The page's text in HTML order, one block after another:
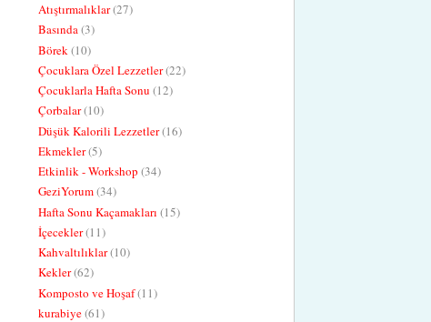
Atıştırmalıklar(27)
Basında(3)
Börek(10)
Çocuklara Özel Lezzetler(22)
Çocuklarla Hafta Sonu (12)
Çorbalar(10)
Düşük Kalorili Lezzetler(16)
Ekmekler(5)
Etkinlik - Workshop (34)
GeziYorum(34)
Hafta Sonu Kaçamakları (15)
İçecekler(11)
Kahvaltılıklar(10)
Kekler(62)
Komposto ve Hoşaf(11)
kurabiye(61)